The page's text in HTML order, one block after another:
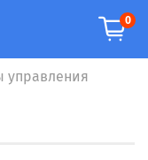
0
управления